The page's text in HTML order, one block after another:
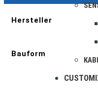
Hersteller
Bauform